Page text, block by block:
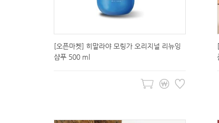
[오픈마켓] 히말라야 모링가 오리지널 리뉴잉
샴푸 500 ml